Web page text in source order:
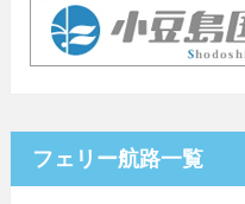
フェリー航路一覧